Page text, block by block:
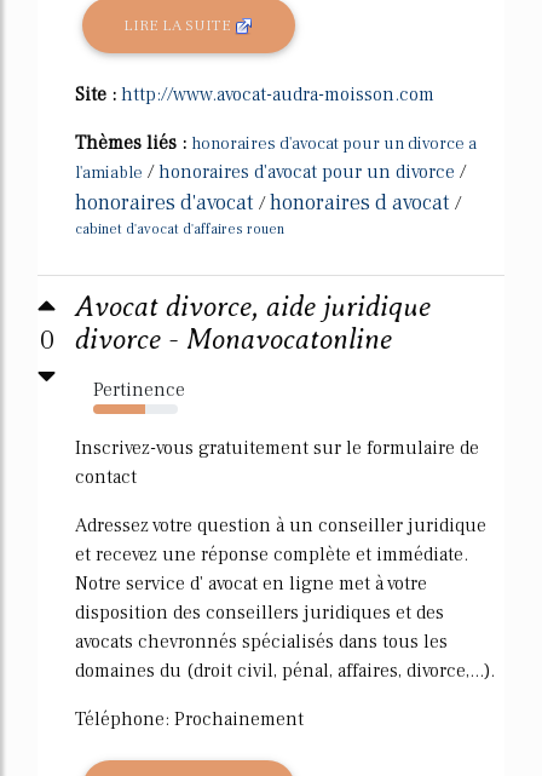
LIRE LA SUITE
Site : http://www.avocat-audra-moisson.com
Thèmes liés : honoraires d'avocat pour un divorce a
l'amiable /honoraires d'avocat pour un divorce /
honoraires d'avocat /honoraires d avocat /
cabinet d'avocat d'affaires rouen
0
Avocat divorce, aide juridique
divorce - Monavocatonline
Pertinence
62%
Inscrivez-vous gratuitement sur le formulaire de
contact
Adressez votre question à un conseiller juridique
et recevez une réponse complète et immédiate.
Notre service d' avocat en ligne met à votre
disposition des conseillers juridiques et des
avocats chevronnés spécialisés dans tous les
domaines du (droit civil, pénal, affaires, divorce,...).
Téléphone: Prochainement